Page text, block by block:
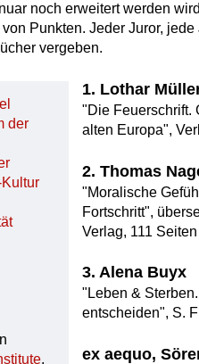
noch erweitert werden
von Punkten. Jeder Juror,
vergeben.
der
,
1. Lothar
"Die Feuerschrift.
alten Europa",
2. Thomas
"Moralische
Fortschritt",
Verlag, 111 Seiten
3. Alena Buyx
"Leben &
entscheiden", S.
ex aequo,